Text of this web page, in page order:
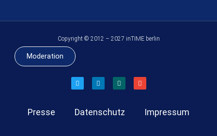
Copyright © 2012 – 2027 inTIME berlin
Moderation
Presse Datenschutz Impressum